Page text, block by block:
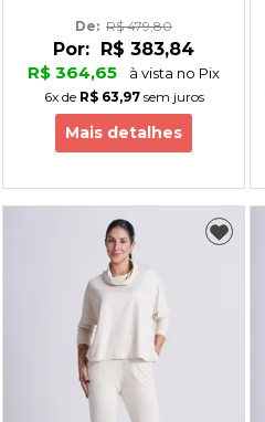
De: R$ 479,80
Por:
R$ 383,84
R$ 364,65
à vista no Pix
6xde R$ 63,97sem juros
Mais detalhes